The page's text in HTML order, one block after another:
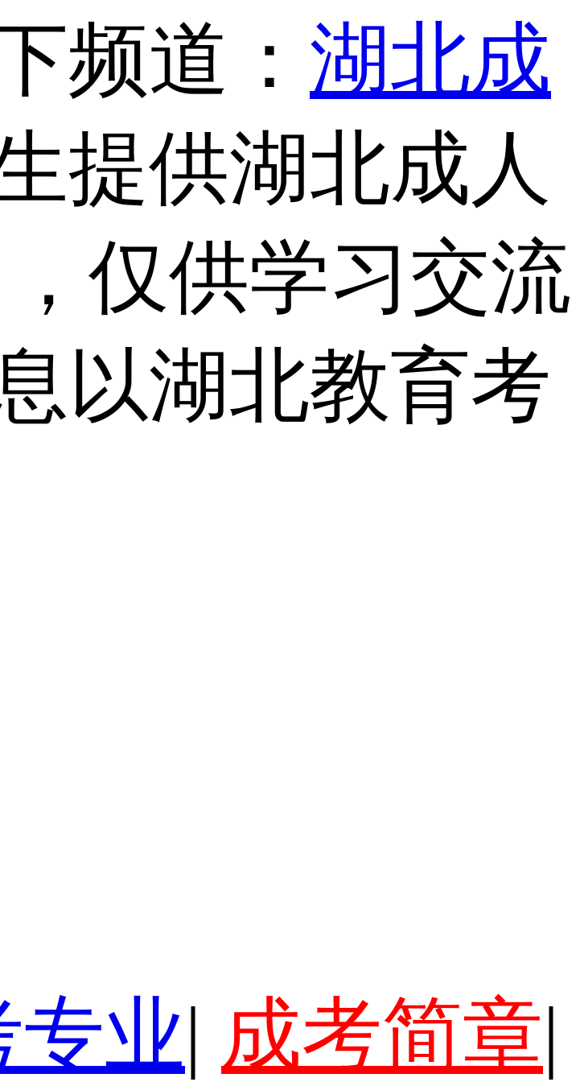
频道： 湖北成
提供湖北成人
仅供学习交流
以湖北教育考
专业| 成考简章|